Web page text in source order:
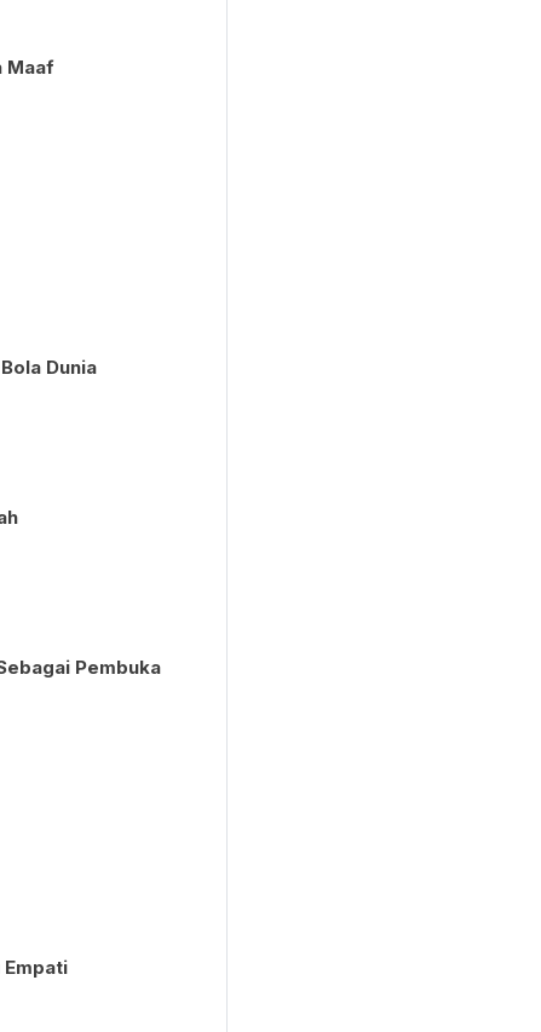
Maaf
Dunia
Pembuka